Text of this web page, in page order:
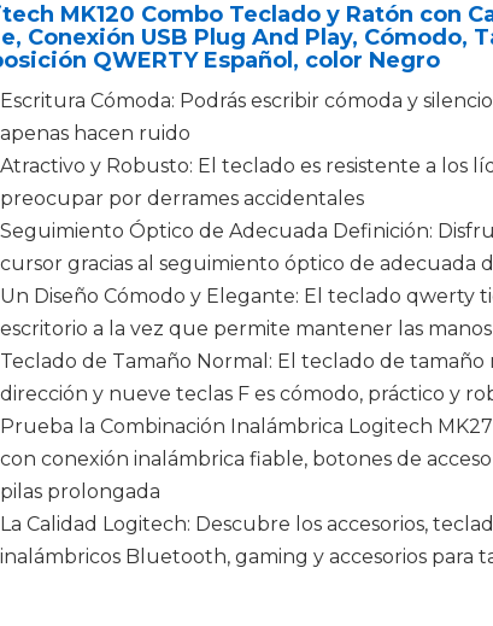
MK120 Combo Teclado y Ratón con
Conexión USB Plug And Play, Cómodo,
QWERTY Español, color Negro
Escritura Cómoda: Podrás escribir cómoda y
apenas hacen ruido
Atractivo y Robusto: El teclado es resistente a los
preocupar por derrames accidentales
Seguimiento Óptico de Adecuada Definición:
cursor gracias al seguimiento óptico de adecuada
Un Diseño Cómodo y Elegante: El teclado qwerty
escritorio a la vez que permite mantener las
Teclado de Tamaño Normal: El teclado de
dirección y nueve teclas F es cómodo, práctico y
Prueba la Combinación Inalámbrica Logitech
con conexión inalámbrica fiable, botones de
pilas prolongada
La Calidad Logitech: Descubre los accesorios,
inalámbricos Bluetooth, gaming y accesorios para